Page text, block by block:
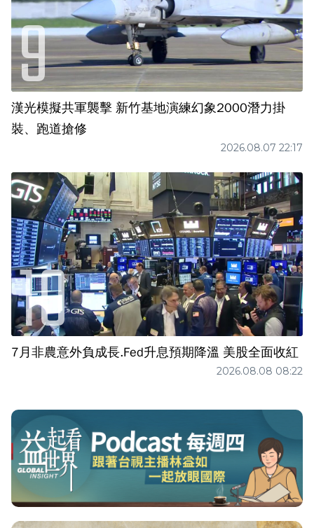
漢光模擬共軍襲擊 新竹基地演練幻象2000潛力掛
裝、跑道搶修
2026.08.07 22:17
7月非農意外負成長.Fed升息預期降溫 美股全面收紅
2026.08.08 08:22